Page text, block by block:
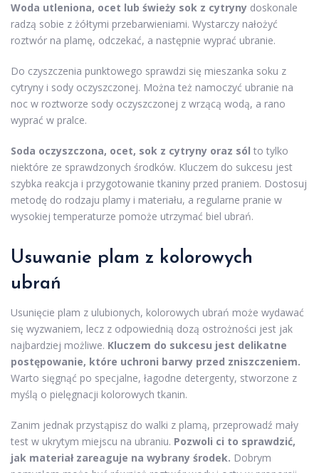
Woda utleniona, ocet lub świeży sok z cytryny doskonale
radzą sobie z żółtymi przebarwieniami. Wystarczy nałożyć
roztwór na plamę, odczekać, a następnie wyprać ubranie.
Do czyszczenia punktowego sprawdzi się mieszanka soku z
cytryny i sody oczyszczonej. Można też namoczyć ubranie na
noc w roztworze sody oczyszczonej z wrzącą wodą, a rano
wyprać w pralce.
Soda oczyszczona, ocet, sok z cytryny oraz sól to tylko
niektóre ze sprawdzonych środków. Kluczem do sukcesu jest
szybka reakcja i przygotowanie tkaniny przed praniem. Dostosuj
metodę do rodzaju plamy i materiału, a regularne pranie w
wysokiej temperaturze pomoże utrzymać biel ubrań.
Usuwanie plam z kolorowych
ubrań
Usunięcie plam z ulubionych, kolorowych ubrań może wydawać
się wyzwaniem, lecz z odpowiednią dozą ostrożności jest jak
najbardziej możliwe. Kluczem do sukcesu jest delikatne
postępowanie, które uchroni barwy przed zniszczeniem.
Warto sięgnąć po specjalne, łagodne detergenty, stworzone z
myślą o pielęgnacji kolorowych tkanin.
Zanim jednak przystąpisz do walki z plamą, przeprowadź mały
test w ukrytym miejscu na ubraniu. Pozwoli ci to sprawdzić,
jak materiał zareaguje na wybrany środek. Dobrym